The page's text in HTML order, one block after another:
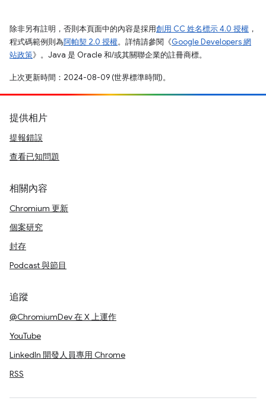
除非另有註明，否則本頁面中的內容是採用創用 CC 姓名標示 4.0 授權 ，
程式碼範例則為阿帕契 2.0 授權。詳情請參閱《Google Developers 網
站政策》。Java 是 Oracle 和/或其關聯企業的註冊商標。
上次更新時間：2024-08-09 (世界標準時間)。
提供相片
提報錯誤
查看已知問題
相關內容
Chromium 更新
個案研究
封存
Podcast 與節目
追蹤
@ChromiumDev 在 X 上運作
YouTube
LinkedIn 開發人員專用 Chrome
RSS